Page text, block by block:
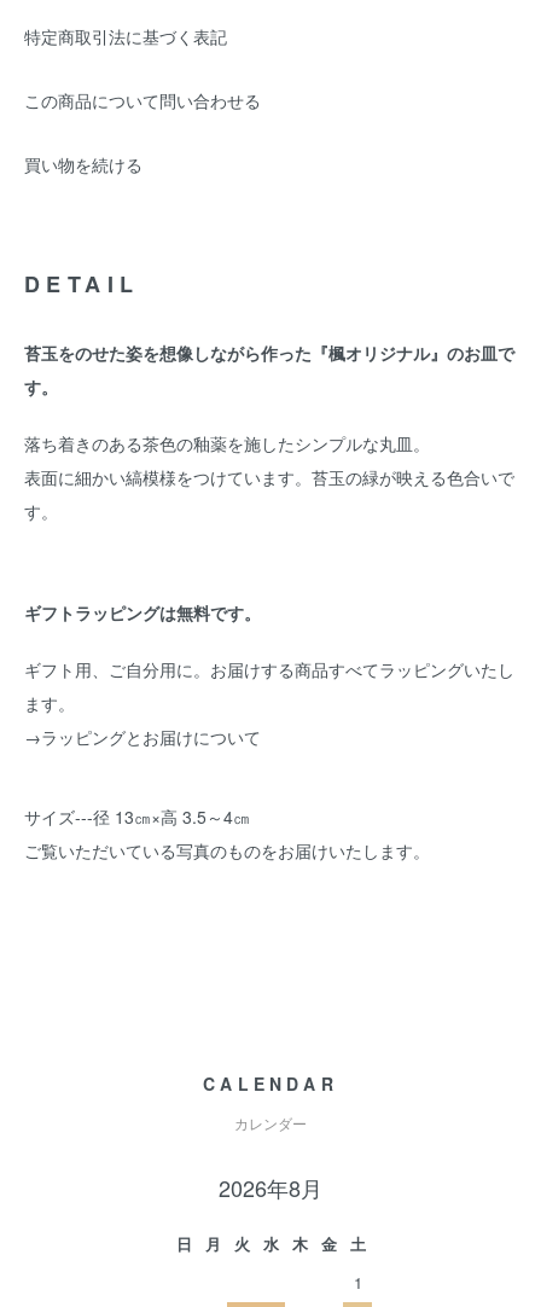
特定商取引法に基づく表記
この商品について問い合わせる
買い物を続ける
DETAIL
苔玉をのせた姿を想像しながら作った『楓オリジナル』のお皿で
す。
落ち着きのある茶色の釉薬を施したシンプルな丸皿。
表面に細かい縞模様をつけています。苔玉の緑が映える色合いで
す。
ギフトラッピングは無料です。
ギフト用、ご自分用に。お届けする商品すべてラッピングいたし
ます。
→ラッピングとお届けについて
サイズ---径 13㎝×高 3.5～4㎝
ご覧いただいている写真のものをお届けいたします。
CALENDAR
カレンダー
2026年8月
日 月 火 水 木 金
土
1